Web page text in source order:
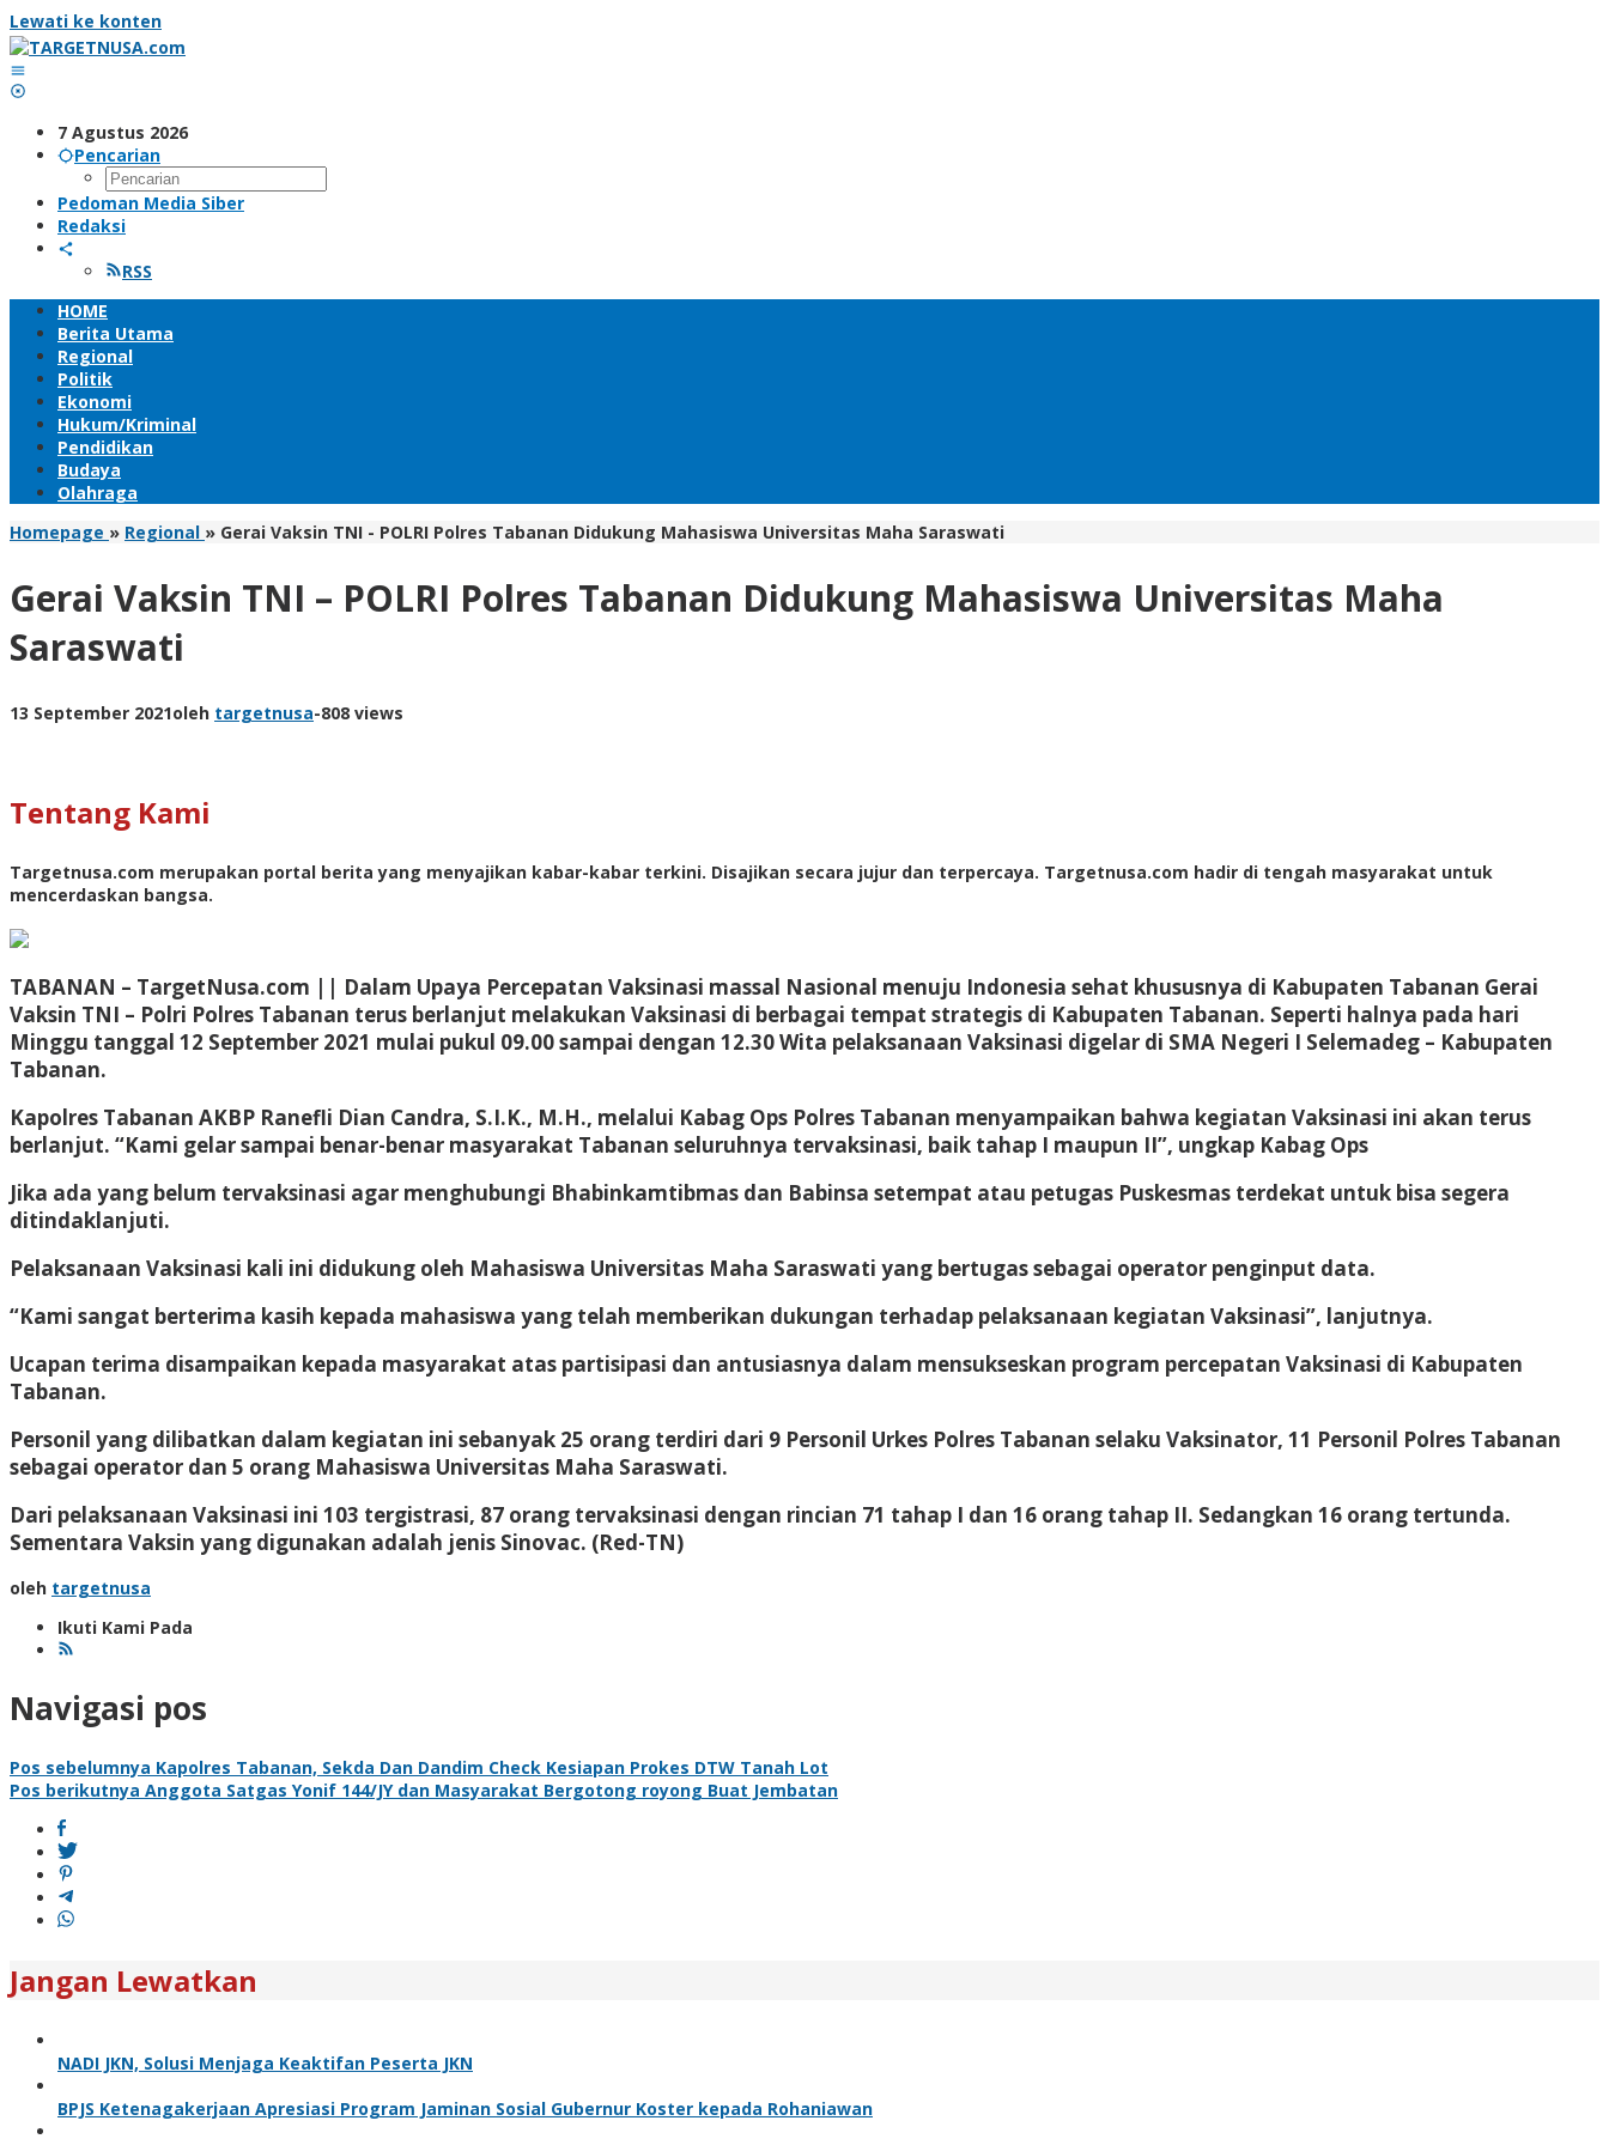
Lewati ke konten
7 Agustus 2026
Pencarian
Pedoman Media Siber
Redaksi
RSS
HOME
Berita Utama
Regional
Politik
Ekonomi
Hukum/Kriminal
Pendidikan
Budaya
Olahraga
Homepage » Regional » Gerai Vaksin TNI - POLRI Polres Tabanan Didukung Mahasiswa Universitas Maha Saraswati
Gerai Vaksin TNI – POLRI Polres Tabanan Didukung Mahasiswa Universitas Maha
Saraswati
13 September 2021oleh targetnusa-808 views
Tentang Kami
Targetnusa.com merupakan portal berita yang menyajikan kabar-kabar terkini. Disajikan secara jujur dan terpercaya. Targetnusa.com hadir di tengah masyarakat untuk
mencerdaskan bangsa.
TABANAN – TargetNusa.com || Dalam Upaya Percepatan Vaksinasi massal Nasional menuju Indonesia sehat khususnya di Kabupaten Tabanan Gerai
Vaksin TNI – Polri Polres Tabanan terus berlanjut melakukan Vaksinasi di berbagai tempat strategis di Kabupaten Tabanan. Seperti halnya pada hari
Minggu tanggal 12 September 2021 mulai pukul 09.00 sampai dengan 12.30 Wita pelaksanaan Vaksinasi digelar di SMA Negeri I Selemadeg – Kabupaten
Tabanan.
Kapolres Tabanan AKBP Ranefli Dian Candra, S.I.K., M.H., melalui Kabag Ops Polres Tabanan menyampaikan bahwa kegiatan Vaksinasi ini akan terus
berlanjut. “Kami gelar sampai benar-benar masyarakat Tabanan seluruhnya tervaksinasi, baik tahap I maupun II”, ungkap Kabag Ops
Jika ada yang belum tervaksinasi agar menghubungi Bhabinkamtibmas dan Babinsa setempat atau petugas Puskesmas terdekat untuk bisa segera
ditindaklanjuti.
Pelaksanaan Vaksinasi kali ini didukung oleh Mahasiswa Universitas Maha Saraswati yang bertugas sebagai operator penginput data.
“Kami sangat berterima kasih kepada mahasiswa yang telah memberikan dukungan terhadap pelaksanaan kegiatan Vaksinasi”, lanjutnya.
Ucapan terima disampaikan kepada masyarakat atas partisipasi dan antusiasnya dalam mensukseskan program percepatan Vaksinasi di Kabupaten
Tabanan.
Personil yang dilibatkan dalam kegiatan ini sebanyak 25 orang terdiri dari 9 Personil Urkes Polres Tabanan selaku Vaksinator, 11 Personil Polres Tabanan
sebagai operator dan 5 orang Mahasiswa Universitas Maha Saraswati.
Dari pelaksanaan Vaksinasi ini 103 tergistrasi, 87 orang tervaksinasi dengan rincian 71 tahap I dan 16 orang tahap II. Sedangkan 16 orang tertunda.
Sementara Vaksin yang digunakan adalah jenis Sinovac. (Red-TN)
oleh targetnusa
Ikuti Kami Pada
Navigasi pos
Pos sebelumnya Kapolres Tabanan, Sekda Dan Dandim Check Kesiapan Prokes DTW Tanah Lot
Pos berikutnya Anggota Satgas Yonif 144/JY dan Masyarakat Bergotong royong Buat Jembatan
Jangan Lewatkan
NADI JKN, Solusi Menjaga Keaktifan Peserta JKN
BPJS Ketenagakerjaan Apresiasi Program Jaminan Sosial Gubernur Koster kepada Rohaniawan